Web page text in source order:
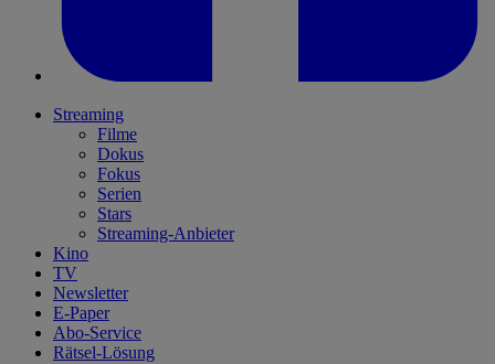
Streaming
Filme
Dokus
Fokus
Serien
Stars
Streaming-Anbieter
Kino
TV
Newsletter
E-Paper
Abo-Service
Rätsel-Lösung